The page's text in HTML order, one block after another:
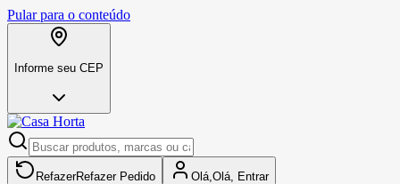
Pular para o conteúdo
Informe seu CEP
RefazerRefazer Pedido Olá, Olá, Entrar